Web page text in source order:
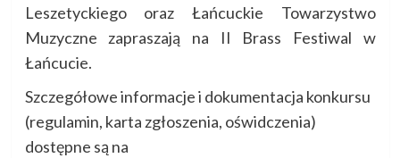
Leszetyckiego oraz Łańcuckie Towarzystwo
Muzyczne zapraszają na II Brass Festiwal w
Łańcucie.
Szczegółowe informacje i dokumentacja konkursu
(regulamin, karta zgłoszenia, oświdczenia)
dostępne są na